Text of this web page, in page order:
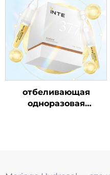
отбеливающая
одноразовая